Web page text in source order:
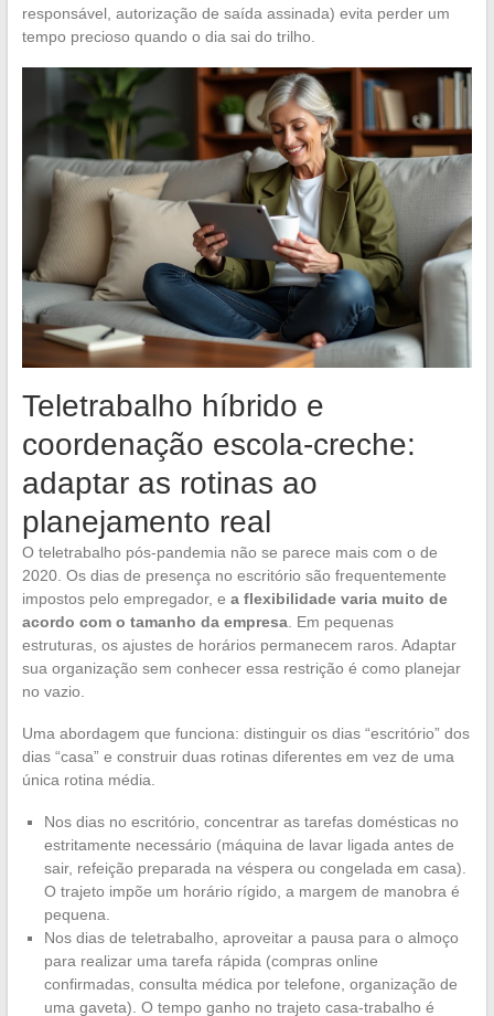
responsável, autorização de saída assinada) evita perder um
tempo precioso quando o dia sai do trilho.
Teletrabalho híbrido e
coordenação escola-creche:
adaptar as rotinas ao
planejamento real
O teletrabalho pós-pandemia não se parece mais com o de
2020. Os dias de presença no escritório são frequentemente
impostos pelo empregador, e a flexibilidade varia muito de
acordo com o tamanho da empresa. Em pequenas
estruturas, os ajustes de horários permanecem raros. Adaptar
sua organização sem conhecer essa restrição é como planejar
no vazio.
Uma abordagem que funciona: distinguir os dias “escritório” dos
dias “casa” e construir duas rotinas diferentes em vez de uma
única rotina média.
Nos dias no escritório, concentrar as tarefas domésticas no
estritamente necessário (máquina de lavar ligada antes de
sair, refeição preparada na véspera ou congelada em casa).
O trajeto impõe um horário rígido, a margem de manobra é
pequena.
Nos dias de teletrabalho, aproveitar a pausa para o almoço
para realizar uma tarefa rápida (compras online
confirmadas, consulta médica por telefone, organização de
uma gaveta). O tempo ganho no trajeto casa-trabalho é